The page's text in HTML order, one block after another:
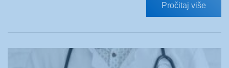
Pročitaj više